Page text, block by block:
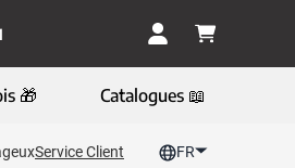
🎁 Catalogues 📖
Service Client FR